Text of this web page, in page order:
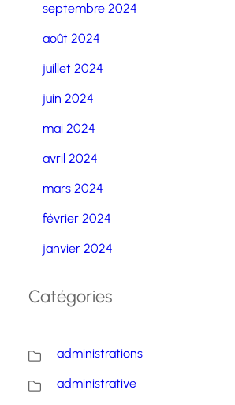
septembre 2024
août 2024
juillet 2024
juin 2024
mai 2024
avril 2024
mars 2024
février 2024
janvier 2024
Catégories
administrations
administrative